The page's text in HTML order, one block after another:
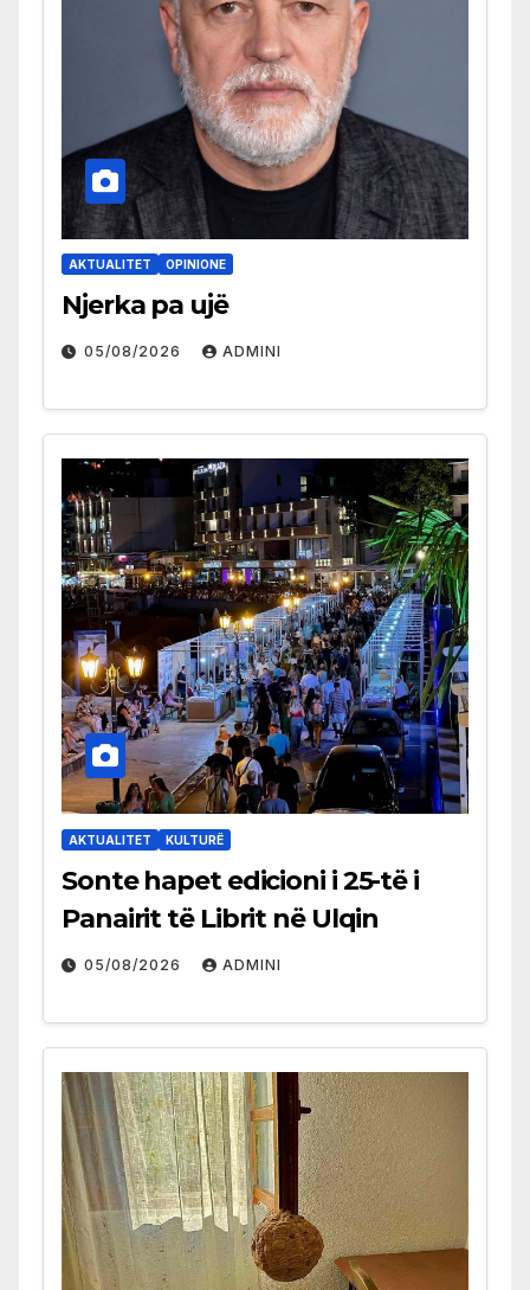
AKTUALITET OPINIONE
Njerka pa ujë
05/08/2026 ADMINI
AKTUALITET KULTURË
Sonte hapet edicioni i 25-të i
Panairit të Librit në Ulqin
05/08/2026 ADMINI